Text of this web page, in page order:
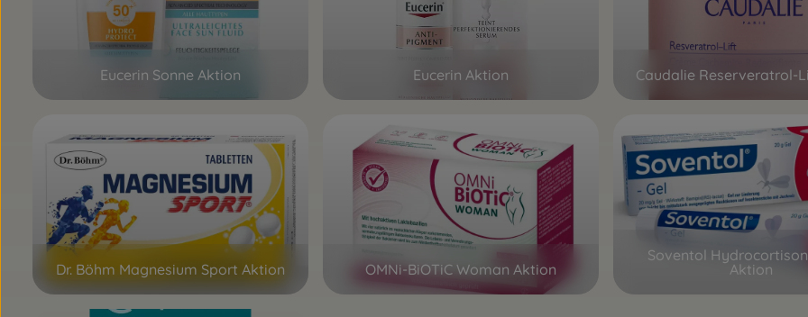
Eucerin Sonne Aktion Eucerin Aktion Caudalie Reserveratrol-
Dr. Böhm Magnesium Sport Aktion OMNi-BiOTiC Woman Aktion
Soventol
Aktion